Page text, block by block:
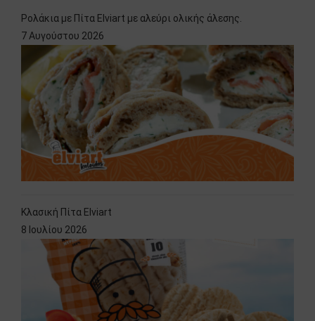
Ρολάκια με Πίτα Elviart με αλεύρι ολικής άλεσης.
7 Αυγούστου 2026
Κλασική Πίτα Elviart
8 Ιουλίου 2026